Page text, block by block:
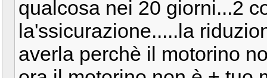
qualcosa nei 20 giorni...2
la'ssicurazione.....la
averla perchè il motorino